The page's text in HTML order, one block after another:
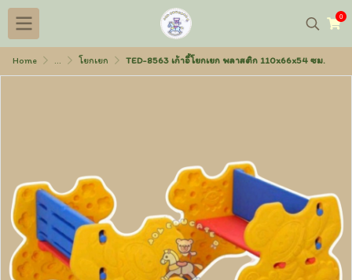
0
Home ... โยกเยก TED-8563 เก้าอี้โยกเยก พลาสติก 110x66x54 ซม.